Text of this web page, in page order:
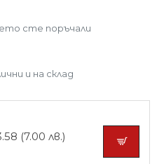
сте поръчали
и на склад
(7.00 лв.)